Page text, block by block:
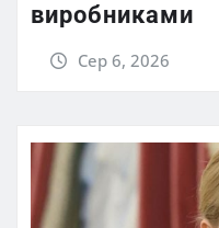
виробниками
Сер 6, 2026